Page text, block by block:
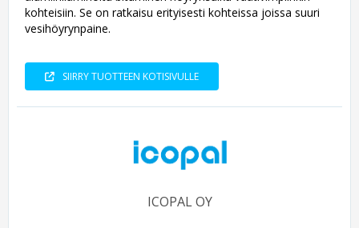
kohteisiin. Se on ratkaisu erityisesti kohteissa joissa suuri
vesihöyrynpaine.
SIIRRY TUOTTEEN KOTISIVULLE
ICOPAL OY